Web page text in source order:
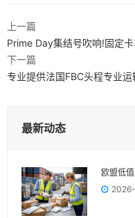
上一篇
Prime Day集结号吹响!固定
下一篇
专业提供法国FBC头程专业
最新动态
欧盟低